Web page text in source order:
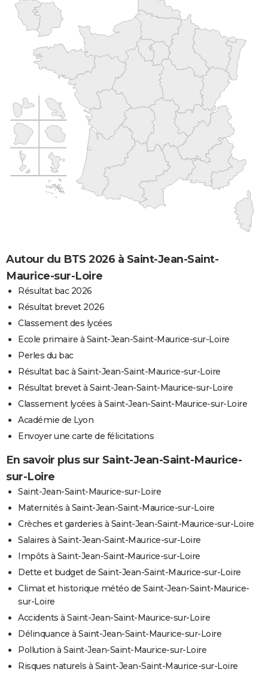
Autour du BTS 2026 à Saint-Jean-Saint-
Maurice-sur-Loire
Résultat bac 2026
Résultat brevet 2026
Classement des lycées
Ecole primaire à Saint-Jean-Saint-Maurice-sur-Loire
Perles du bac
Résultat bac à Saint-Jean-Saint-Maurice-sur-Loire
Résultat brevet à Saint-Jean-Saint-Maurice-sur-Loire
Classement lycées à Saint-Jean-Saint-Maurice-sur-Loire
Académie de Lyon
Envoyer une carte de félicitations
En savoir plus sur Saint-Jean-Saint-Maurice-
sur-Loire
Saint-Jean-Saint-Maurice-sur-Loire
Maternités à Saint-Jean-Saint-Maurice-sur-Loire
Crèches et garderies à Saint-Jean-Saint-Maurice-sur-Loire
Salaires à Saint-Jean-Saint-Maurice-sur-Loire
Impôts à Saint-Jean-Saint-Maurice-sur-Loire
Dette et budget de Saint-Jean-Saint-Maurice-sur-Loire
Climat et historique météo de Saint-Jean-Saint-Maurice-
sur-Loire
Accidents à Saint-Jean-Saint-Maurice-sur-Loire
Délinquance à Saint-Jean-Saint-Maurice-sur-Loire
Pollution à Saint-Jean-Saint-Maurice-sur-Loire
Risques naturels à Saint-Jean-Saint-Maurice-sur-Loire